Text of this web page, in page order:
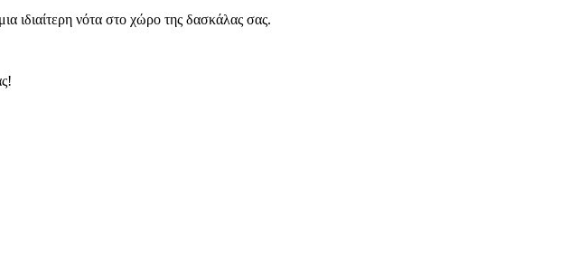
ιδιαίτερη νότα στο χώρο της δασκάλας σας.